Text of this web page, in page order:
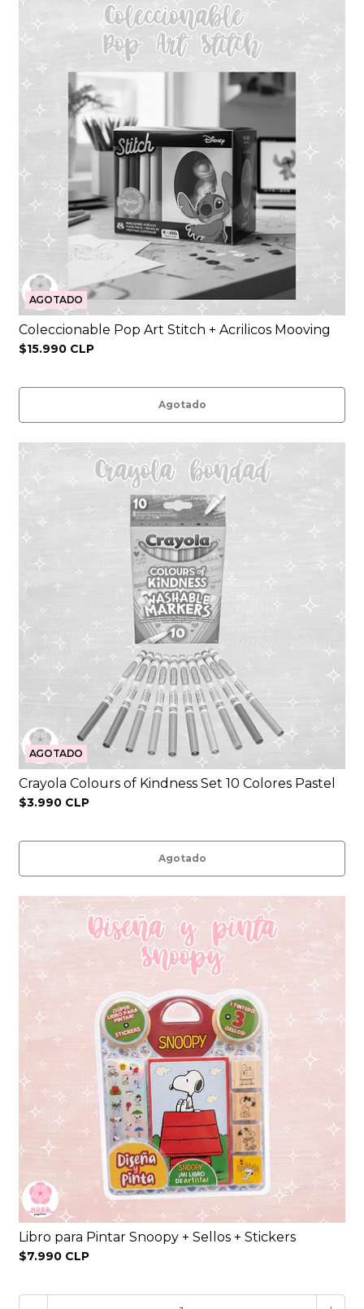
AGOTADO
Coleccionable Pop Art Stitch + Acrilicos Mooving
$15.990 CLP
Agotado
AGOTADO
Crayola Colours of Kindness Set 10 Colores Pastel
$3.990 CLP
Agotado
Libro para Pintar Snoopy + Sellos + Stickers
$7.990 CLP